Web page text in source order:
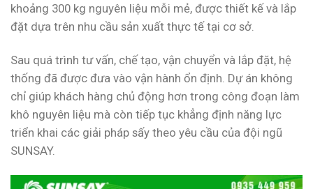
khoảng 300 kg nguyên liệu mỗi mẻ, được thiết kế và lắp
đặt dựa trên nhu cầu sản xuất thực tế tại cơ sở.
Sau quá trình tư vấn, chế tạo, vận chuyển và lắp đặt, hệ
thống đã được đưa vào vận hành ổn định. Dự án không
chỉ giúp khách hàng chủ động hơn trong công đoạn làm
khô nguyên liệu mà còn tiếp tục khẳng định năng lực
triển khai các giải pháp sấy theo yêu cầu của đội ngũ
SUNSAY.